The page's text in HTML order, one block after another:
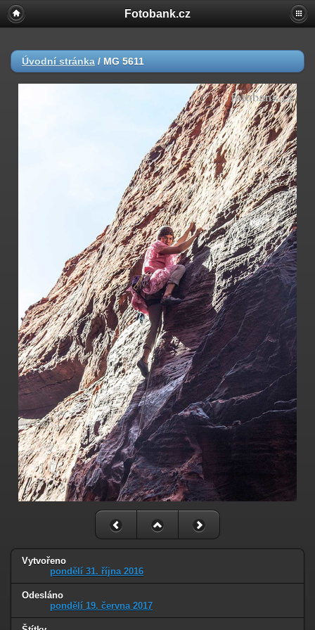
Fotobank.cz
Úvodní stránka / MG 5611
Vytvořeno
pondělí 31. října 2016
Odesláno
pondělí 19. června 2017